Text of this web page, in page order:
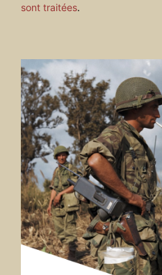
sont traitées.